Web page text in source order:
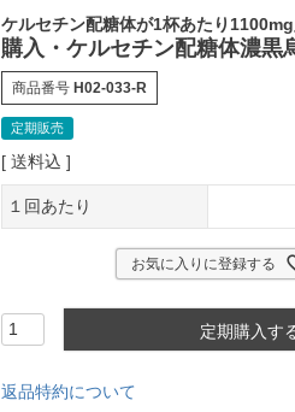
ケルセチン配糖体が1杯あたり1100mg
購入・ケルセチン配糖体濃黒
商品番号 H02-033-R
定期販売
送料込
１回あたり
お気に入りに登録する
定期購入す
返品特約について